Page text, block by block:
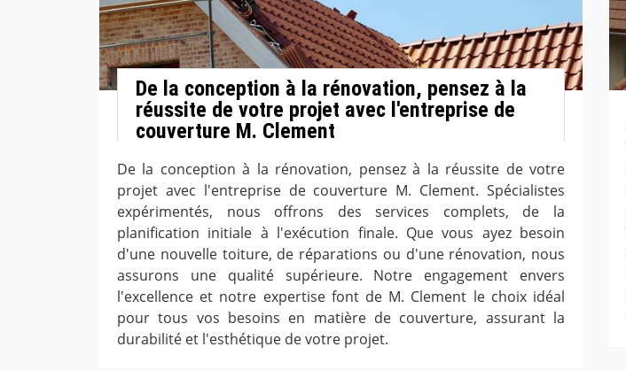
De la conception à la rénovation, pensez à la
réussite de votre projet avec l'entreprise de
couverture M. Clement
De la conception à la rénovation, pensez à la réussite de votre
projet avec l'entreprise de couverture M. Clement. Spécialistes
expérimentés, nous offrons des services complets, de la
planification initiale à l'exécution finale. Que vous ayez besoin
d'une nouvelle toiture, de réparations ou d'une rénovation, nous
assurons une qualité supérieure. Notre engagement envers
l'excellence et notre expertise font de M. Clement le choix idéal
pour tous vos besoins en matière de couverture, assurant la
durabilité et l'esthétique de votre projet.